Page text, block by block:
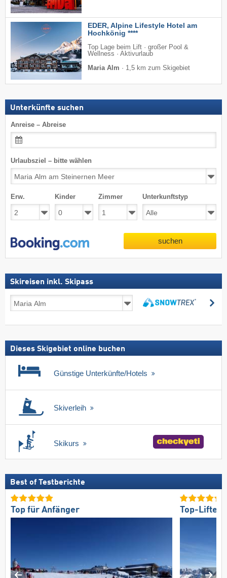
EDER, Alpine Lifestyle Hotel am
Hochkönig ****
Top Lage beim Lift · großer Pool &
Wellness · Aktivurlaub
Maria Alm · 1,5 km zum Skigebiet
Unterkünfte suchen
Anreise – Abreise
Urlaubsziel – bitte wählen
Erw. Kinder Zimmer Unterkunftstyp
suchen
Skireisen inkl. Skipass
Skireisen
inkl.
Dieses Skigebiet online buchen
Günstige Unterkünfte/Hotels
Skiverleih
Skikurs
Best of Testberichte
Top für Anfänger Top-Lifte/